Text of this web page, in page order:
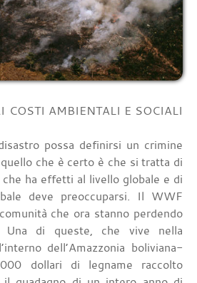
COSTI AMBIENTALI E SOCIALI
possa definirsi un crimine
che è certo è che si tratta di
ha effetti al livello globale e di
deve preoccuparsi. Il WWF
che ora stanno perdendo
Una di queste, che vive nella
dell’Amazzonia boliviana-
dollari di legname raccolto